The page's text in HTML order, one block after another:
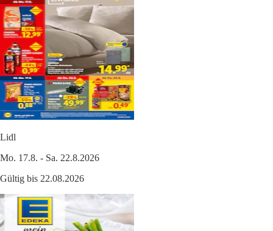
Lidl
Mo. 17.8. - Sa. 22.8.2026
Gültig bis 22.08.2026